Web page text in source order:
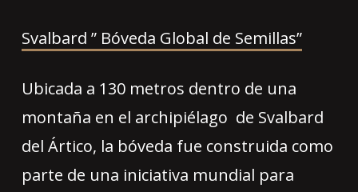
Svalbard ” Bóveda Global de Semillas”
Ubicada a 130 metros dentro de una
montaña en el archipiélago de Svalbard
del Ártico, la bóveda fue construida como
parte de una iniciativa mundial para